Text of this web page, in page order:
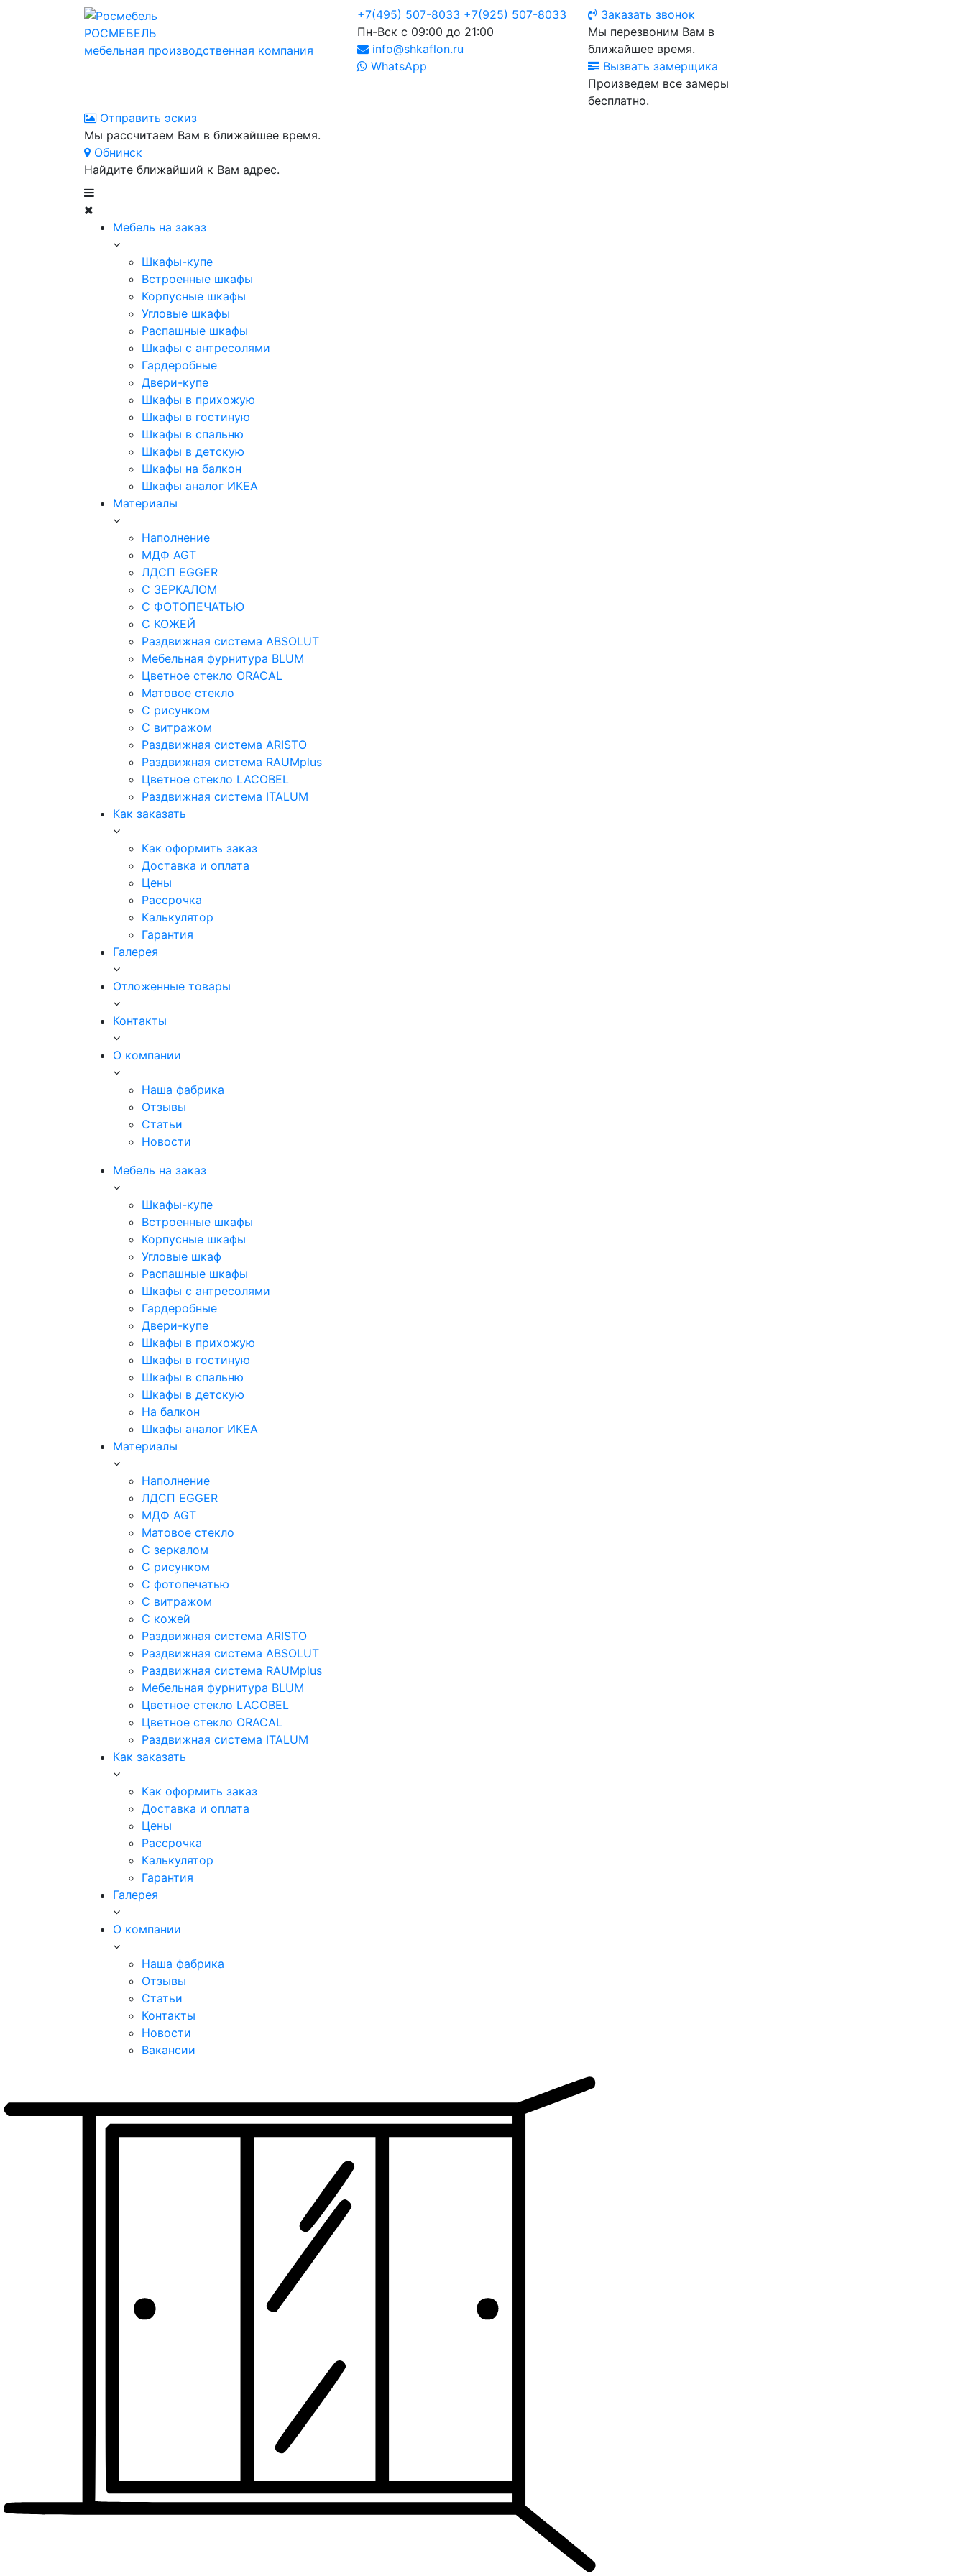
РОСМЕБЕЛЬ
мебельная производственная компания
+7(495) 507-8033 +7(925) 507-8033
Пн-Вск с 09:00 до 21:00
info@shkaflon.ru
WhatsApp
Заказать звонок
Мы перезвоним Вам в
ближайшее время.
Вызвать замерщика
Произведем все замеры
бесплатно.
Отправить эскиз
Мы рассчитаем Вам в ближайшее время.
Обнинск
Найдите ближайший к Вам адрес.
Мебель на заказ
Шкафы-купе
Встроенные шкафы
Корпусные шкафы
Угловые шкафы
Распашные шкафы
Шкафы с антресолями
Гардеробные
Двери-купе
Шкафы в прихожую
Шкафы в гостиную
Шкафы в спальню
Шкафы в детскую
Шкафы на балкон
Шкафы аналог ИКЕА
Материалы
Наполнение
МДФ AGT
ЛДСП EGGER
С ЗЕРКАЛОМ
С ФОТОПЕЧАТЬЮ
С КОЖЕЙ
Раздвижная система ABSOLUT
Мебельная фурнитура BLUM
Цветное стекло ORACAL
Матовое стекло
C рисунком
C витражом
Раздвижная система ARISTO
Раздвижная система RAUMplus
Цветное стекло LACOBEL
Раздвижная система ITALUM
Как заказать
Как оформить заказ
Доставка и оплата
Цены
Рассрочка
Калькулятор
Гарантия
Галерея
Отложенные товары
Контакты
О компании
Наша фабрика
Отзывы
Статьи
Новости
Мебель на заказ
Шкафы-купе
Встроенные шкафы
Корпусные шкафы
Угловые шкаф
Распашные шкафы
Шкафы с антресолями
Гардеробные
Двери-купе
Шкафы в прихожую
Шкафы в гостиную
Шкафы в спальню
Шкафы в детскую
На балкон
Шкафы аналог ИКЕА
Материалы
Наполнение
ЛДСП EGGER
МДФ AGT
Матовое стекло
С зеркалом
С рисунком
С фотопечатью
С витражом
С кожей
Раздвижная система ARISTO
Раздвижная система ABSOLUT
Раздвижная система RAUMplus
Мебельная фурнитура BLUM
Цветное стекло LACOBEL
Цветное стекло ORACAL
Раздвижная система ITALUM
Как заказать
Как оформить заказ
Доставка и оплата
Цены
Рассрочка
Калькулятор
Гарантия
Галерея
О компании
Наша фабрика
Отзывы
Статьи
Контакты
Новости
Вакансии